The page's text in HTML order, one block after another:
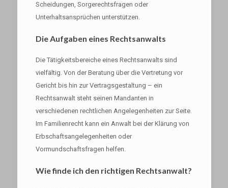
Scheidungen, Sorgerechtsfragen oder
Unterhaltsansprüchen unterstützen.
Die Aufgaben eines Rechtsanwalts
Die Tätigkeitsbereiche eines Rechtsanwalts sind
vielfältig. Von der Beratung über die Vertretung vor
Gericht bis hin zur Vertragsgestaltung – ein
Rechtsanwalt steht seinen Mandanten in
verschiedenen rechtlichen Angelegenheiten zur Seite.
Im Familienrecht kann ein Anwalt bei der Klärung von
Erbschaftsangelegenheiten oder
Vormundschaftsfragen helfen.
Wie finde ich den richtigen Rechtsanwalt?